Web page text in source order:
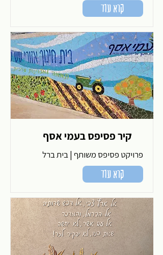
קרא עוד
קיר פסיפס בעמי אסף
פרויקט פסיפס משותף | בית ברל
קרא עוד